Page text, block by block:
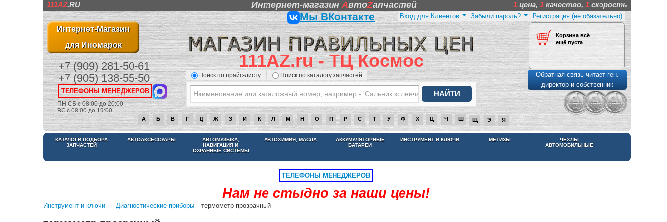
111AZ.RU Интернет-магазинAвтоZапчастей 1 цена, 1 качество, 1 скорость
Интернет-Магазин
для Иномарок
+7 (909) 281-50-61
+7 (905) 138-55-50
ТЕЛЕФОНЫ МЕНЕДЖЕРОВ
ПН-СБ с 08:00 до 20:00
ВС с 08:00 до 19:00
Мы ВКонтакте
111AZ.ru - ТЦ Космос
Поиск по прайс-листу Поиск по каталогу запчастей
Регистрация (не обязательно)
Забыли пароль?
Вход для Клиентов
Корзина всё
ещё пуста
Обратная связь читает ген.
директор и собственник
А Б В Г Д Ж З И К Л М Н О П Р С Т У Ф Х Ц Ч Ш Щ Э Я
НАМ НЕ СТЫДНО ЗА НАШИ ЦЕНЫ
КАТАЛОГИ ПОДБОРА
ЗАПЧАСТЕЙ
АВТОАКСЕССУАРЫ
АВТОМУЗЫКА,
НАВИГАЦИЯ И
ОХРАННЫЕ СИСТЕМЫ
АВТОХИМИЯ, МАСЛА
АККУМУЛЯТОРНЫЕ
БАТАРЕИ
ИНСТРУМЕНТ И КЛЮЧИ МЕТИЗЫ
ЧЕХЛЫ
АВТОМОБИЛЬНЫЕ
ТЕЛЕФОНЫ МЕНЕДЖЕРОВ
Нам не стыдно за наши цены!
Инструмент и ключи — Диагностические приборы – термометр прозрачный